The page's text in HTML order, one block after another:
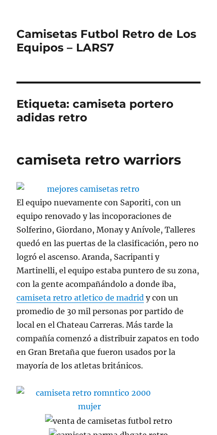
Camisetas Futbol Retro de Los
Equipos – LARS7
Etiqueta:camiseta portero
adidas retro
camiseta retro warriors
El equipo nuevamente con Saporiti, con un
equipo renovado y las incoporaciones de
Solferino, Giordano, Monay y Anívole, Talleres
quedó en las puertas de la clasificación, pero no
logró el ascenso. Aranda, Sacripanti y
Martinelli, el equipo estaba puntero de su zona,
con la gente acompañándolo a donde iba,
camiseta retro atletico de madrid y con un
promedio de 30 mil personas por partido de
local en el Chateau Carreras. Más tarde la
compañía comenzó a distribuir zapatos en todo
en Gran Bretaña que fueron usados por la
mayoría de los atletas británicos.